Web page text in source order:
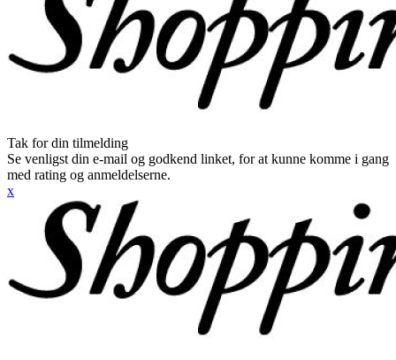
Tak for din tilmelding
Se venligst din e-mail og godkend linket, for at kunne komme i gang
med rating og anmeldelserne.
x